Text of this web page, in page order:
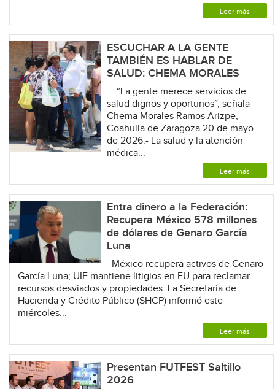
Leer más
ESCUCHAR A LA GENTE
TAMBIÉN ES HABLAR DE
SALUD: CHEMA MORALES
“La gente merece servicios de
salud dignos y oportunos”, señala
Chema Morales Ramos Arizpe,
Coahuila de Zaragoza 20 de mayo
de 2026.- La salud y la atención
médica...
Leer más
Entra dinero a la Federación:
Recupera México 578 millones
de dólares de Genaro García
Luna
México recupera activos de Genaro
García Luna; UIF mantiene litigios en EU para reclamar
recursos desviados y propiedades. La Secretaría de
Hacienda y Crédito Público (SHCP) informó este
miércoles...
Leer más
Presentan FUTFEST Saltillo
2026